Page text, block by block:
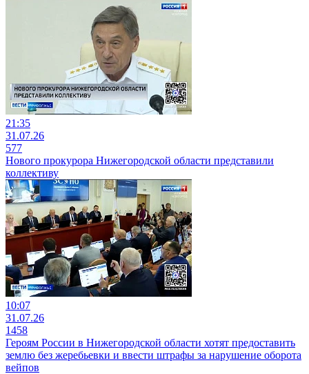
21:35
31.07.26
577
Нового прокурора Нижегородской области представили
коллективу
10:07
31.07.26
1458
Героям России в Нижегородской области хотят предоставить
землю без жеребьевки и ввести штрафы за нарушение оборота
вейпов